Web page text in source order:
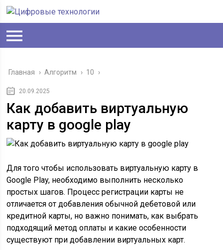
Главная › Алгоритм › 10 ›
20.09.2025
Как добавить виртуальную
карту в google play
Для того чтобы использовать виртуальную карту в
Google Play, необходимо выполнить несколько
простых шагов. Процесс регистрации карты не
отличается от добавления обычной дебетовой или
кредитной карты, но важно понимать, как выбрать
подходящий метод оплаты и какие особенности
существуют при добавлении виртуальных карт.